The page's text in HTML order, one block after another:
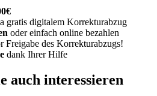
gratis digitalem Korrekturabzug
oder einfach online bezahlen
Freigabe des Korrekturabzugs!
dank Ihrer Hilfe
auch interessieren